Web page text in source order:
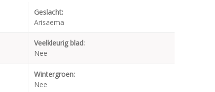
Geslacht:
Arisaema
Veelkleurig blad:
Nee
Wintergroen:
Nee